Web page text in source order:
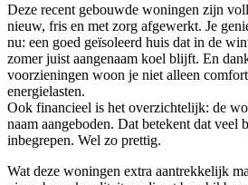
Deze recent gebouwde woningen zijn
nieuw, fris en met zorg afgewerkt. Je
nu: een goed geïsoleerd huis dat in de
zomer juist aangenaam koel blijft. En
voorzieningen woon je niet alleen
energielasten.
Ook financieel is het overzichtelijk: de
naam aangeboden. Dat betekent dat veel
inbegrepen. Wel zo prettig.
Wat deze woningen extra aantrekkelijk